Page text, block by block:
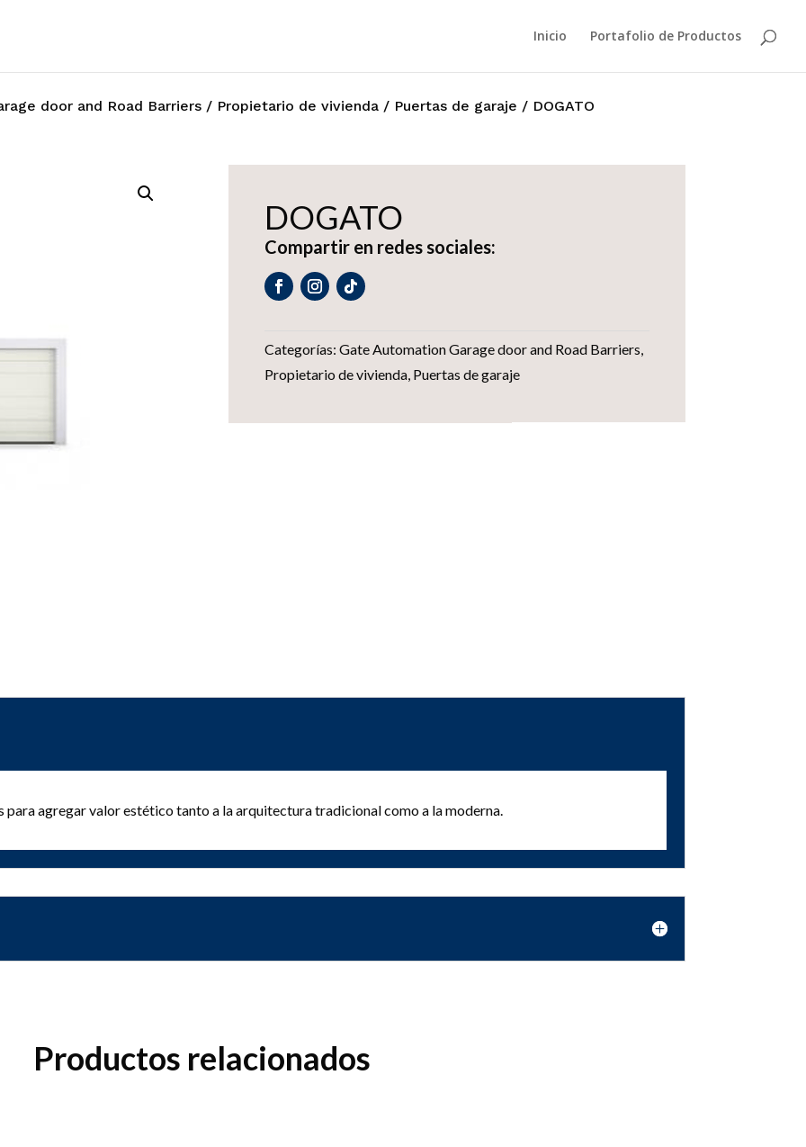
Inicio Portafolio de Productos
door and Road Barriers/ Propietario de vivienda/ Puertas de garaje / DOGATO
DOGATO
Compartir en redes sociales:
Categorías: Gate Automation Garage door and Road Barriers
Propietario de vivienda, Puertas de garaje
para agregar valor estético tanto a la arquitectura tradicional como a la moderna.
Productos relacionados